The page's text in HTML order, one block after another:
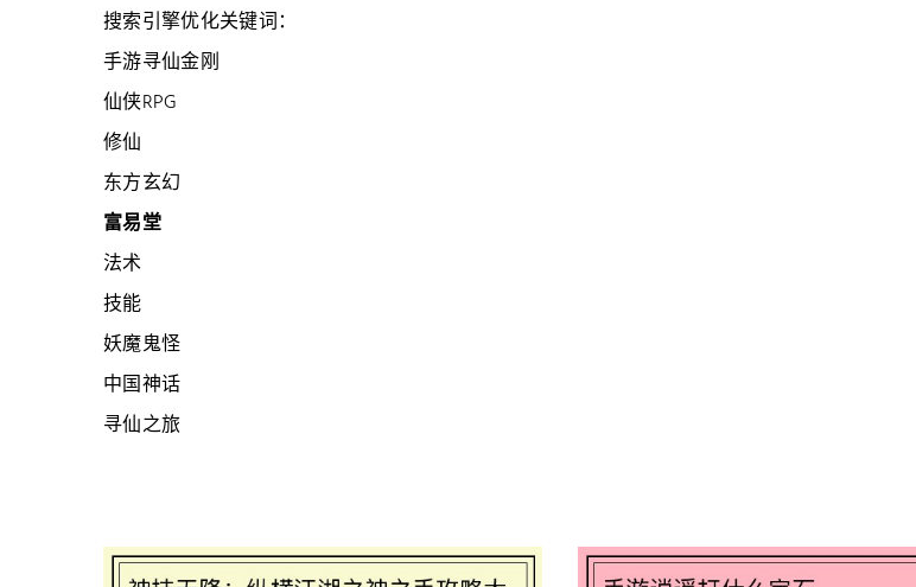
搜索引擎优化关键词：
手游寻仙金刚
仙侠RPG
修仙
东方玄幻
富易堂
法术
技能
妖魔鬼怪
中国神话
寻仙之旅